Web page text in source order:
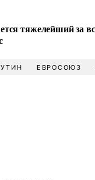
тяжелейший за
ЕВРОСОЮЗ